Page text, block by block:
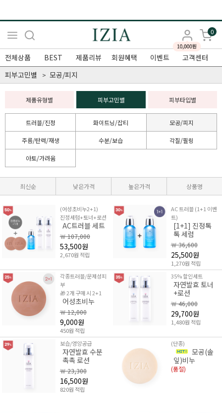
0
전체상품 BEST 제품리뷰 회원혜택 이벤트
고객센터
피부고민별
모공/피지
제품유형별 피부고민별 피부타입별
트러블/진정 화이트닝/잡티 모공/피지
주름/탄력/재생 수분/보습 각질/필링
아토/가려움
최신순 낮은가격 높은가격 상품명
(어성초비누2+1)
진정세럼+토너+로션
AC트러블 세트
￦ 107,000
53,500원
2,670원 적립
AC 트러블 (1+1 이벤
트)
[1+1] 진정톡
톡 세럼
￦ 36,600
25,500원
1,270원 적립
각종트러블/문제성피
부
🎁 2개 구매 시 2+1
어성초비누
￦ 12,000
9,000원
450원 적립
35% 할인세트
자연발효 토너
+로션
￦ 46,000
29,700원
1,480원 적립
보습/영양공급
자연발효 수분
촉촉 로션
￦ 23,300
16,500원
820원 적립
(단종)
모공(솔
잎)비누
(품절)